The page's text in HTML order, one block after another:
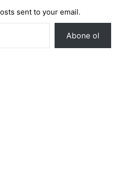
sent to your email.
Abone ol